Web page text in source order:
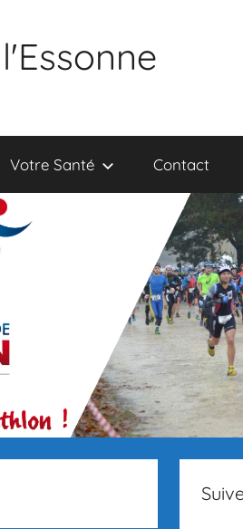
Votre Santé Contact